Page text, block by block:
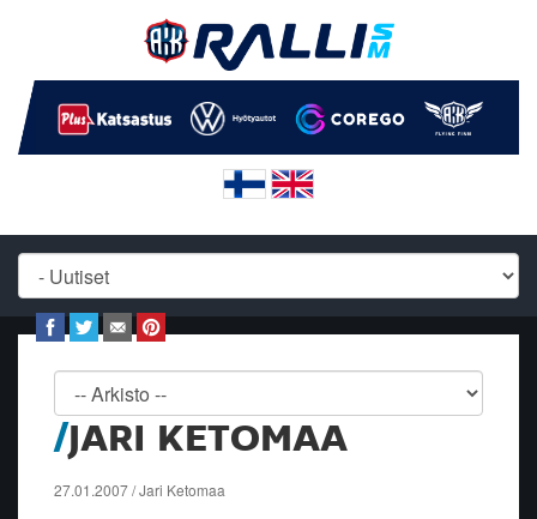
JARI KETOMAA
27.01.2007 / Jari Ketomaa